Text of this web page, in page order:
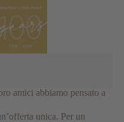
amici abbiamo pensato a
unica. Per un